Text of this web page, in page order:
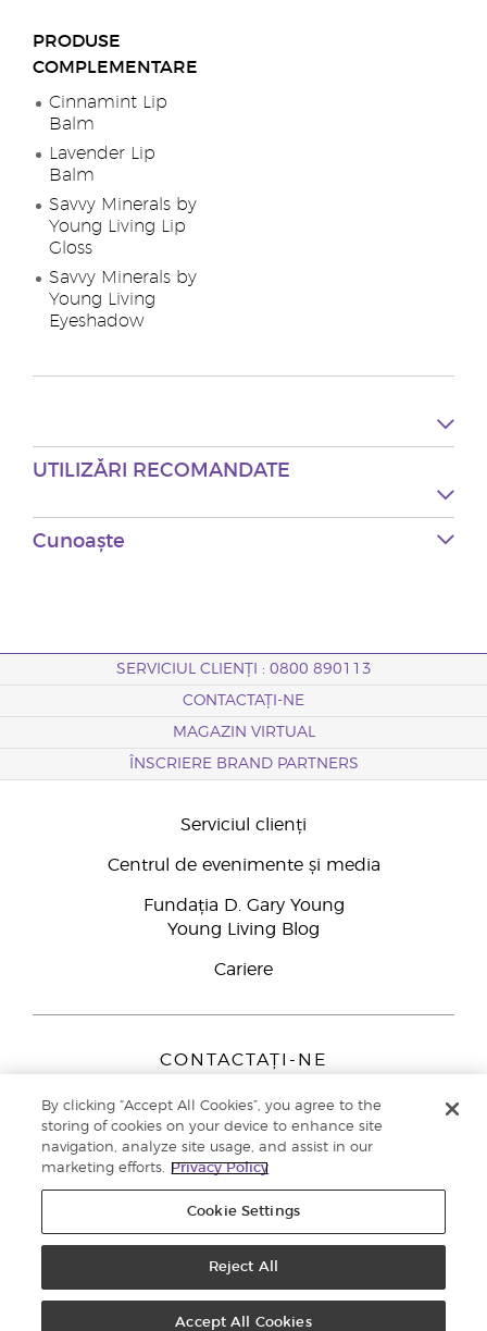
PRODUSE
COMPLEMENTARE
Cinnamint Lip
Balm
Lavender Lip
Balm
Savvy Minerals by
Young Living Lip
Gloss
Savvy Minerals by
Young Living
Eyeshadow
UTILIZĂRI RECOMANDATE
Cunoaște
SERVICIUL CLIENȚI : 0800 890113
CONTACTAȚI-NE
MAGAZIN VIRTUAL
ÎNSCRIERE BRAND PARTNERS
Serviciul clienți
Centrul de evenimente și media
Fundația D. Gary Young
Young Living Blog
Cariere
CONTACTAȚI-NE
Peizerweg 97
9727 AJ Groningen
Netherlands
Înscriere Brand Partners0800 890113
Politica de confidențialitate
By clicking “Accept All Cookies”, you agree to the
storing of cookies on your device to enhance site
navigation, analyze site usage, and assist in our
marketing efforts.
Privacy Policy
Cookie Settings
Reject All
Accept All Cookies